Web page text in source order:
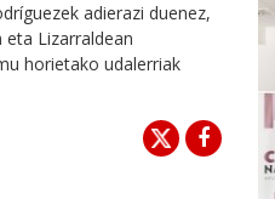
adierazi duenez,
Lizarraldean
horietako udalerriak